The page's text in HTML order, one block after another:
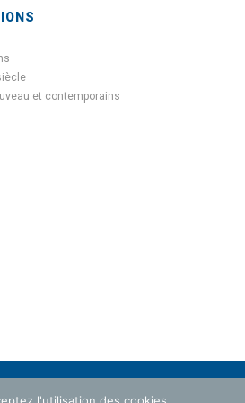
et contemporains